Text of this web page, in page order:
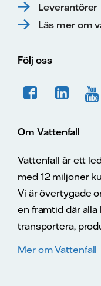
Leverantörer
Läs mer om
Följ oss
Om Vattenfall
Vattenfall är ett
med 12 miljoner
Vi är övertygade
en framtid där
transportera,
Mer om Vattenfall